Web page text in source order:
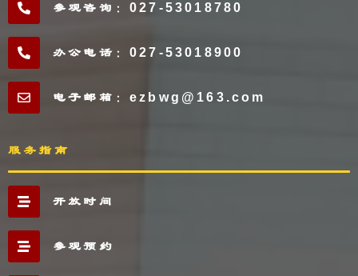
参观咨询：027-53018780
办公电话：027-53018900
电子邮箱：ezbwg@163.com
服务指南
开放时间
参观预约